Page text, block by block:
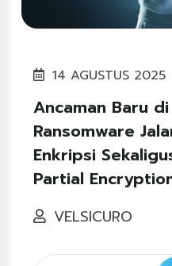
14 AGUSTUS 2025
Ancaman Baru
Ransomware
Enkripsi
Partial
VELSICURO